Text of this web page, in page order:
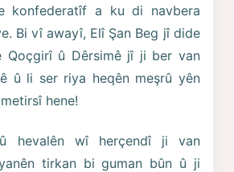
konfederatîf a ku di navbera
Bi vî awayî, Elî Şan Beg jî dide
Qoçgirî û Dêrsimê jî ji ber van
û li ser riya heqên meşrû yên
hene!
hevalên wî herçendî ji van
tirkan bi guman bûn û ji